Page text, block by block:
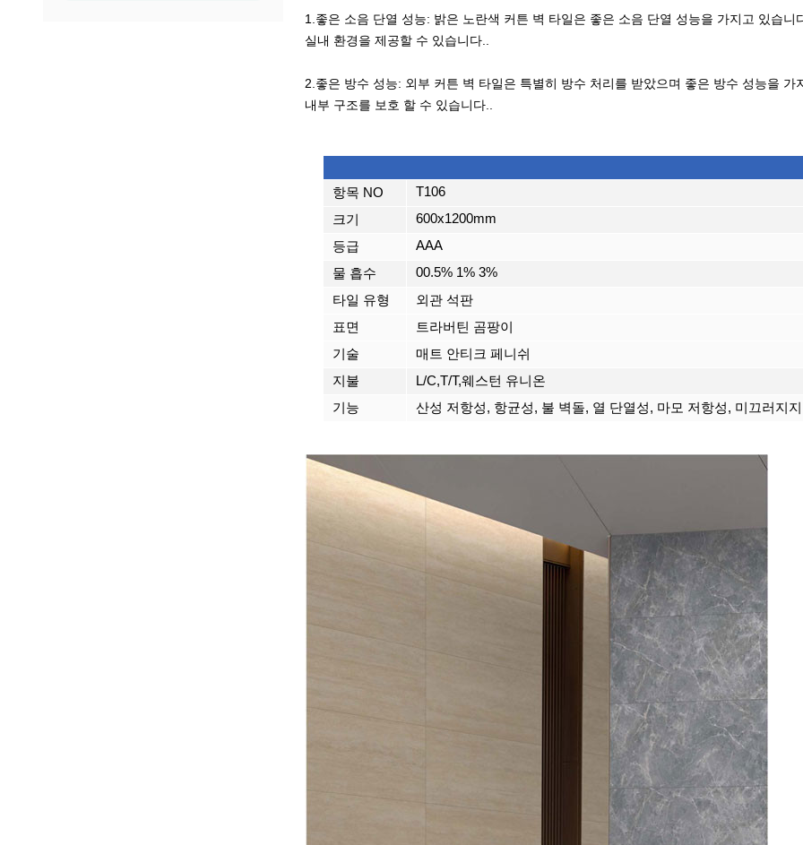
1.좋은 소음 단열 성능: 밝은 노란색 커튼 벽 타일은 좋은 소음 단열 성능을 가지고 있습
실내 환경을 제공할 수 있습니다..
2.좋은 방수 성능: 외부 커튼 벽 타일은 특별히 방수 처리를 받았으며 좋은 방수 성능을
내부 구조를 보호 할 수 있습니다..
항목 NO
T106
크기
600x1200mm
등급
AAA
물 흡수
00.5% 1% 3%
타일 유형
외관 석판
표면
트라버틴 곰팡이
기술
매트 안티크 페니쉬
지불
L/C,T/T,웨스턴 유니온
기능
산성 저항성, 항균성, 불 벽돌, 열 단열성, 마모 저항성, 미끄러지